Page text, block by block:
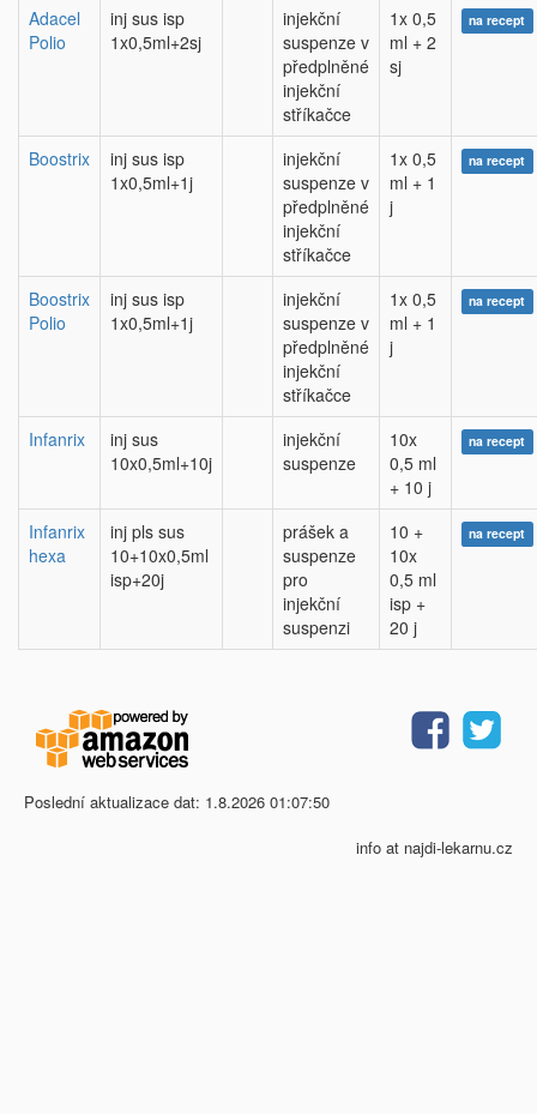
Adacel
Polio
inj sus isp
1x0,5ml+2sj
injekční
suspenze v
předplněné
injekční
stříkačce
1x 0,5
ml + 2
sj
na recept
Boostrix
inj sus isp
1x0,5ml+1j
injekční
suspenze v
předplněné
injekční
stříkačce
1x 0,5
ml + 1
j
na recept
Boostrix
Polio
inj sus isp
1x0,5ml+1j
injekční
suspenze v
předplněné
injekční
stříkačce
1x 0,5
ml + 1
j
na recept
Infanrix
inj sus
10x0,5ml+10j
injekční
suspenze
10x
0,5 ml
+ 10 j
na recept
Infanrix
hexa
inj pls sus
10+10x0,5ml
isp+20j
prášek a
suspenze
pro
injekční
suspenzi
10 +
10x
0,5 ml
isp +
20 j
na recept
Poslední aktualizace dat: 1.8.2026 01:07:50
info at najdi-lekarnu.cz